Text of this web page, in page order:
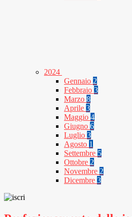
2024
Gennaio 2
Febbraio 3
Marzo 8
Aprile 3
Maggio 4
Giugno 6
Luglio 3
Agosto 1
Settembre 5
Ottobre 2
Novembre 2
Dicembre 3